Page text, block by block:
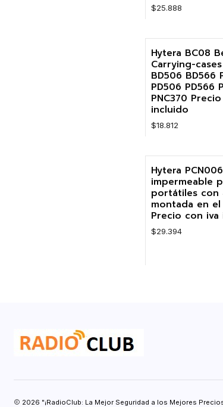
$25.888
Hytera BC08
Carrying-
BD506 BD566
PD506 PD566
PNC370
incluido
$18.812
Hytera
impermeable
portátiles con
montada en
Precio con iva
$29.394
2026 "¡RadioClub: La Mejor Seguridad a los Mejores